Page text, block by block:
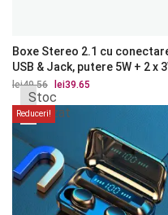
Boxe Stereo 2.1 cu
USB & Jack, putere 5W + 2 x
lei49.56
Prețul
inițial
a
fost:
lei49.56.
lei39.65
este:
Reduceri!
Stoc
epuizat